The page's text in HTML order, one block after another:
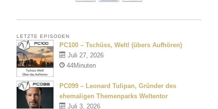
LETZTE EPISODEN
PC100 – Tschüss, Welt! (übers Aufhören)
Juli 27, 2026
44Minuten
PC099 – Leonard Tulipan, Gründer des
ehemaligen Themenparks Weltentor
Juli 3, 2026